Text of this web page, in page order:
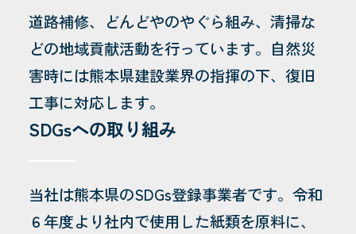
道路補修、どんどやのやぐら組み、清掃な
どの地域貢献活動を行っています。自然災
害時には熊本県建設業界の指揮の下、復旧
工事に対応します。
SDGsへの取り組み
当社は熊本県のSDGs登録事業者です。令和
６年度より社内で使用した紙類を原料に、